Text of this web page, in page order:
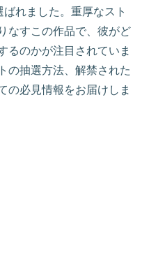
ばれました。重厚なスト
なすこの作品で、彼がど
るのかが注目されていま
の抽選方法、解禁された
の必見情報をお届けしま